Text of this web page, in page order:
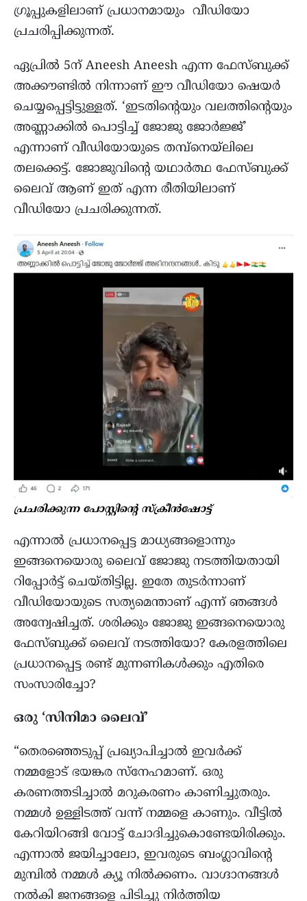
ഗ്രൂപ്പുകളിലാണ് പ്രധാനമായും വീഡിയോ
പ്രചരിപ്പിക്കുന്നത്.
ഏപ്രില്‍ 5ന് Aneesh Aneesh എന്ന ഫേസ്ബുക്ക്
അക്കൗണ്ടില്‍ നിന്നാണ് ഈ വീഡിയോ ഷെയര്‍
ചെയ്യപ്പെട്ടിട്ടുള്ളത്. ‘ഇടതിന്റെയും വലത്തിന്റെയും
അണ്ണാക്കില്‍ പൊട്ടിച്ച് ജോജു ജോര്‍ജ്ജ്’
എന്നാണ് വീഡിയോയുടെ തമ്പ്നെയ്ലിലെ
തലക്കെട്ട്. ജോജുവിന്റെ യഥാർത്ഥ ഫേസ്ബുക്ക്
ലൈവ് ആണ് ഇത് എന്ന രീതിയിലാണ്
വീഡിയോ പ്രചരിക്കുന്നത്.
പ്രചരിക്കുന്ന പോസ്റ്റിന്‍റെ സ്ക്രീൻഷോട്ട്
എന്നാൽ പ്രധാനപ്പെട്ട മാധ്യങ്ങളൊന്നും
ഇങ്ങനെയൊരു ലൈവ് ജോജു നടത്തിയതായി
റിപ്പോർട്ട്‌ ചെയ്തിട്ടില്ല. ഇതേ തുടർന്നാണ്
വീഡിയോയുടെ സത്യമെന്താണ് എന്ന് ഞങ്ങൾ
അന്വേഷിച്ചത്. ശരിക്കും ജോജു ഇങ്ങനെയൊരു
ഫേസ്ബുക്ക് ലൈവ് നടത്തിയോ? കേരളത്തിലെ
പ്രധാനപ്പെട്ട രണ്ട് മുന്നണികൾക്കും എതിരെ
സംസാരിച്ചോ?
ഒരു ‘സിനിമാ ലൈവ്’
“തെരഞ്ഞെടുപ്പ് പ്രഖ്യാപിച്ചാൽ ഇവർക്ക്
നമ്മളോട് ഭയങ്കര സ്നേഹമാണ്. ഒരു
കരണത്തടിച്ചാൽ മറുകരണം കാണിച്ചുതരും.
നമ്മൾ ഉള്ളിടത്ത് വന്ന് നമ്മളെ കാണും. വീട്ടിൽ
കേറിയിറങ്ങി വോട്ട് ചോദിച്ചുകൊണ്ടേയിരിക്കും.
എന്നാൽ ജയിച്ചാലോ, ഇവരുടെ ബംഗ്ലാവിന്റെ
മുമ്പിൽ നമ്മൾ ക്യൂ നിൽക്കണം. വാഗ്ദാനങ്ങൾ
നൽകി ജനങ്ങളെ പിടിച്ചു നിർത്തിയ